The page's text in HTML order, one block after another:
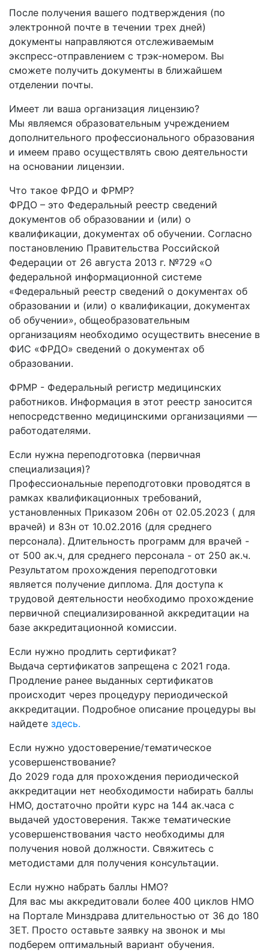
После получения вашего подтверждения (по
электронной почте в течении трех дней)
документы направляются отслеживаемым
экспресс-отправлением с трэк-номером. Вы
сможете получить документы в ближайшем
отделении почты.
Имеет ли ваша организация лицензию?
Мы являемся образовательным учреждением
дополнительного профессионального образования
и имеем право осуществлять свою деятельности
на основании лицензии.
Что такое ФРДО и ФРМР?
ФРДО – это Федеральный реестр сведений
документов об образовании и (или) о
квалификации, документах об обучении. Согласно
постановлению Правительства Российской
Федерации от 26 августа 2013 г. №729 «О
федеральной информационной системе
«Федеральный реестр сведений о документах об
образовании и (или) о квалификации, документах
об обучении», общеобразовательным
организациям необходимо осуществить внесение в
ФИС «ФРДО» сведений о документах об
образовании.
ФРМР - Федеральный регистр медицинских
работников. Информация в этот реестр заносится
непосредственно медицинскими организациями —
работодателями.
Если нужна переподготовка (первичная
специализация)?
Профессиональные переподготовки проводятся в
рамках квалификационных требований,
установленных Приказом 206н от 02.05.2023 ( для
врачей) и 83н от 10.02.2016 (для среднего
персонала). Длительность программ для врачей -
от 500 ак.ч, для среднего персонала - от 250 ак.ч.
Результатом прохождения переподготовки
является получение диплома. Для доступа к
трудовой деятельности необходимо прохождение
первичной специализированной аккредитации на
базе аккредитационной комиссии.
Если нужно продлить сертификат?
Выдача сертификатов запрещена с 2021 года.
Продление ранее выданных сертификатов
происходит через процедуру периодической
аккредитации. Подробное описание процедуры вы
найдете здесь.
Если нужно удостоверение/тематическое
усовершенствование?
До 2029 года для прохождения периодической
аккредитации нет необходимости набирать баллы
НМО, достаточно пройти курс на 144 ак.часа с
выдачей удостоверения. Также тематические
усовершенствования часто необходимы для
получения новой должности. Свяжитесь с
методистами для получения консультации.
Если нужно набрать баллы НМО?
Для вас мы аккредитовали более 400 циклов НМО
на Портале Минздрава длительностью от 36 до 180
ЗЕТ. Просто оставьте заявку на звонок и мы
подберем оптимальный вариант обучения.